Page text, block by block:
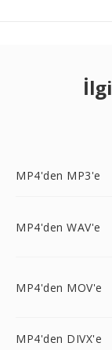
MP4'den MP3'e
MP4'den WAV'e
MP4'den MOV'e
MP4'den DIVX'e